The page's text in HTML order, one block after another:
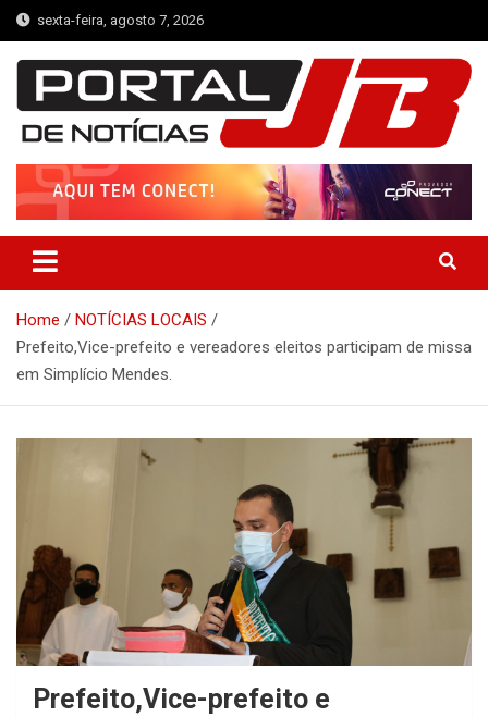
Skip
to
content
sexta-feira, agosto 7, 2026
Portal de Notícias JB
Notícias de Simplício Mendes e Região
Home
NOTÍCIAS LOCAIS
Prefeito,Vice-prefeito e vereadores eleitos participam de missa
em Simplício Mendes.
Prefeito,Vice-prefeito e